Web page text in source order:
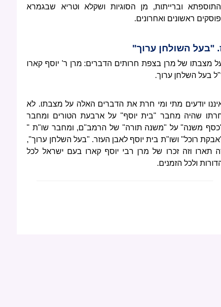
וברייתות, מן הסוגיות ושקלא וטריא שבגמרא
ראשונים ואחרונים.
"בעל השולחן ערוך"
מצבתו של מרן בצפת חרותים הדברים: מרן ר' יוסף קארו
בעל השלחן ערוך.
יודעים מתי ומי חרת את הדברים האלה על מצבתו. לא
שהיה מחבר "בית יוסף" על ארבעת הטורים ומחבר
משנה" על "משנה תורה" של הרמב"ם, ומחבר שו"ת "
רוכל" ושו"ת בית יוסף לאבן העזר. "בעל השלחן ערוך",
תארו וזה זכרו של מרן רבי יוסף קארו בעם ישראל לכל
ולכל הזמנים.